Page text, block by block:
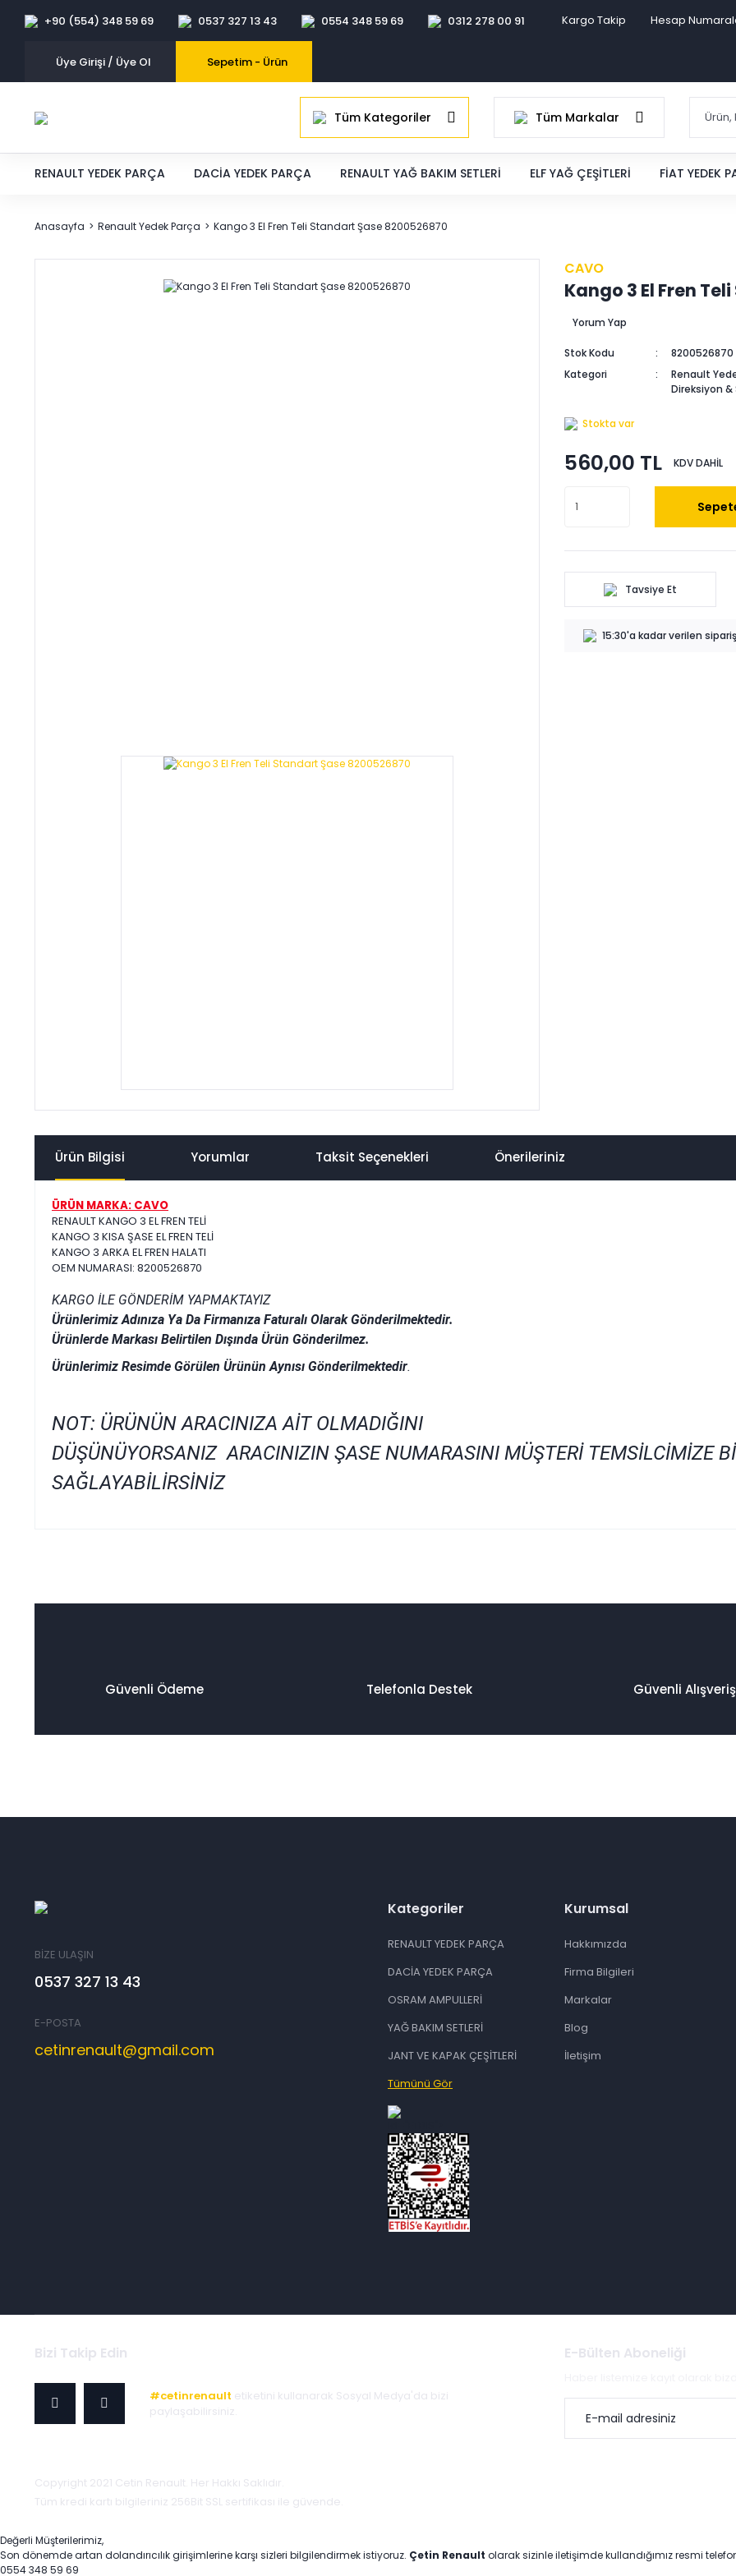
+90 (554) 348 59 69 0537 327 13 43 0554 348 59 69 0312 278 00 91 Kargo Takip Hesap
Üye Girişi / Üye Ol Sepetim - Ürün
Tüm Kategoriler Tüm Markalar
RENAULT YEDEK PARÇA DACIA YEDEK PARÇA RENAULT YAĞ BAKIM SETLERI ELF YAĞ ÇEŞITLERI FIAT YEDEK
Anasayfa Renault Yedek Parça Kango 3 El Fren Teli Standart Şase 8200526870
CAVO
Kango 3 El Fren
Yorum Yap
Stok Kodu
8200526870
Kategori
Renault
Direksiyon
Stokta var
560,00 TL KDV DAHİL
Tavsiye Et
15:30'a kadar verilen
Ürün Bilgisi Yorumlar Taksit Seçenekleri Önerileriniz
ÜRÜN MARKA: CAVO
RENAULT KANGO 3 EL FREN TELİ
KANGO 3 KISA ŞASE EL FREN TELİ
KANGO 3 ARKA EL FREN HALATI
OEM NUMARASI: 8200526870
KARGO İLE GÖNDERİM YAPMAKTAYIZ
Ürünlerimiz Adınıza Ya Da Firmanıza Faturalı Olarak Gönderilmektedir.
Ürünlerde Markası Belirtilen Dışında Ürün Gönderilmez.
Ürünlerimiz Resimde Görülen Ürünün Aynısı Gönderilmektedir.
NOT: ÜRÜNÜN ARACINIZA AİT OLMADIĞINI
DÜŞÜNÜYORSANIZ ARACINIZIN ŞASE NUMARASINI MÜŞTERİ TEMSİLCİMİZE
SAĞLAYABİLİRSİNİZ
Ürün fiyatı diğer sitelerden daha pahalı.
Güvenli Ödeme Telefonla Destek Güvenli Alışveriş
BİZE ULAŞIN
0537 327 13 43
E-POSTA
cetinrenault@gmail.com
Kategoriler
RENAULT YEDEK PARÇA
DACİA YEDEK PARÇA
OSRAM AMPULLERİ
YAĞ BAKIM SETLERİ
JANT VE KAPAK ÇEŞİTLERİ
Tümünü Gör
Kurumsal
Hakkımızda
Firma Bilgileri
Markalar
Blog
İletişim
Bizi Takip Edin
#cetinrenault etiketini kullanarak Sosyal Medya'da bizi
paylaşabilirsiniz.
E-Bülten Aboneliği
Copyright 2021 Cetin Renault. Her Hakkı Saklıdır.
Tüm kredi kartı bilgileriniz 256Bit SSL sertifikası ile güvende.
Değerli Müşterilerimiz,
Son dönemde artan dolandırıcılık girişimlerine karşı sizleri bilgilendirmek istiyoruz. Çetin Renault olarak sizinle iletişimde kullandığımız resmi
0554 348 59 69